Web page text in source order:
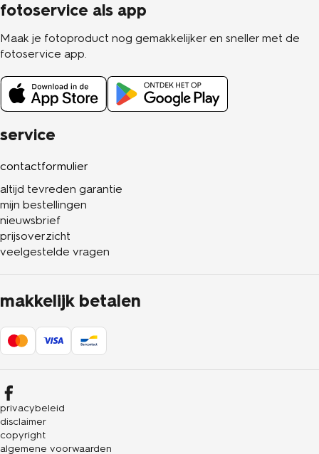
service
contactformulier
altijd tevreden garantie
mijn bestellingen
nieuwsbrief
prijsoverzicht
veelgestelde vragen
makkelijk betalen
fotoservice als app
Maak je fotoproduct nog gemakkelijker en sneller met de
fotoservice app.
privacybeleid
disclaimer
copyright
algemene voorwaarden